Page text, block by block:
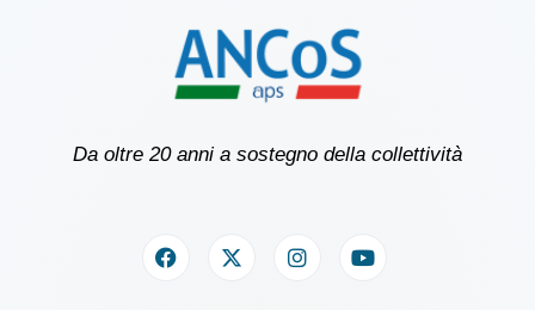
Da oltre 20 anni a sostegno della collettività